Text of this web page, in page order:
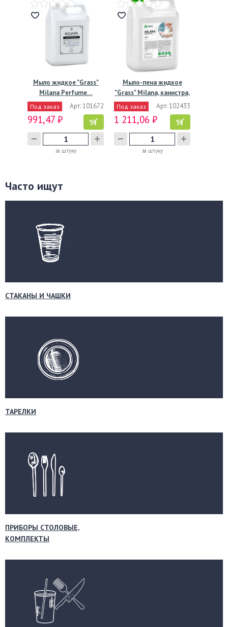
Мыло жидкое "Grass"
Milana Perfume…
Под заказ Арт: 101672
991,47 ₽
за штуку
Мыло-пена жидкое
"Grass" Milana, канистра,
Под заказ Арт: 102433
1 211,06 ₽
за штуку
Часто ищут
СТАКАНЫ И ЧАШКИ
ТАРЕЛКИ
ПРИБОРЫ СТОЛОВЫЕ,
КОМПЛЕКТЫ